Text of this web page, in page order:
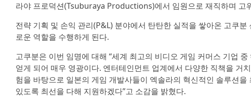
라야 프로덕션(Tsuburaya Productions)에서 임원으로 재직하며 고
전략 기획 및 손익 관리(P&L) 분야에서 탄탄한 실적을 쌓아온 고쿠
로운 역할을 수행하게 된다.
고쿠분은 이번 임명에 대해 “세계 최고의 비디오 게임 커머스 기업
얻게 되어 매우 영광이다. 엔터테인먼트 업계에서 다양한 직책을 거
험을 바탕으로 일본의 게임 개발사들이 엑솔라의 혁신적인 솔루션
있도록 최선을 다해 지원하겠다”고 소감을 밝혔다.